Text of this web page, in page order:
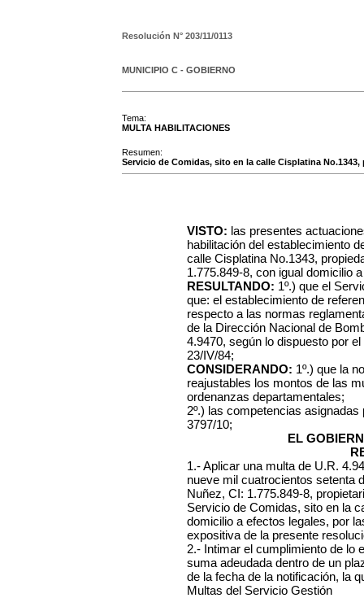
Resolución N° 203/11/0113
MUNICIPIO C - GOBIERNO
Tema:
MULTA HABILITACIONES
Resumen:
Servicio de Comidas, sito en la calle Cisplatina
VISTO: las presentes
habilitación del establecimiento
calle Cisplatina No.1343,
1.775.849-8, con igual domicilio
RESULTANDO: 1º.) que el
que: el establecimiento de
respecto a las normas
de la Dirección Nacional de
4.9470, según lo dispuesto por
23/IV/84;
CONSIDERANDO: 1º.) que la
reajustables los montos de las
ordenanzas departamentales;
2º.) las competencias
3797/10;
EL
1.- Aplicar una multa de U.R.
nueve mil cuatrocientos setenta
Nuñez, CI: 1.775.849-8,
Servicio de Comidas, sito en la
domicilio a efectos legales, por
expositiva de la presente
2.- Intimar el cumplimiento de lo
suma adeudada dentro de un
de la fecha de la notificación, la
Multas del Servicio Gestión